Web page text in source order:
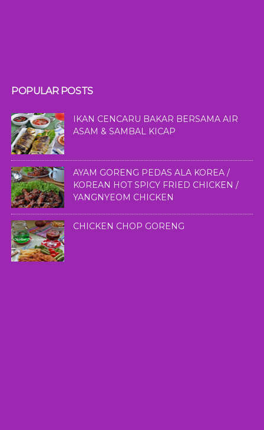
POPULAR POSTS
IKAN CENCARU BAKAR BERSAMA AIR
ASAM & SAMBAL KICAP
AYAM GORENG PEDAS ALA KOREA /
KOREAN HOT SPICY FRIED CHICKEN /
YANGNYEOM CHICKEN
CHICKEN CHOP GORENG